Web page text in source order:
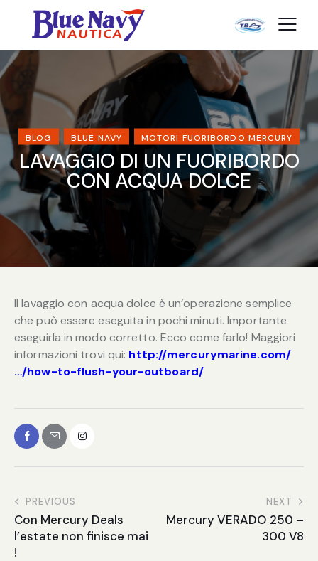
BLOG BLUE NAVY MOTORI FUORIBORDO MERCURY
LAVAGGIO DI UN FUORIBORDO
CON ACQUA DOLCE
Il lavaggio con acqua dolce è un’operazione semplice
che può essere eseguita in pochi minuti. Importante
eseguirla in modo corretto. Ecco come farlo! Maggiori
informazioni trovi qui: http://mercurymarine.com/
…/how-to-flush-your-outboard/
PREVIOUS
Con Mercury Deals
l’estate non finisce mai
!
NEXT
Mercury VERADO 250 –
300 V8